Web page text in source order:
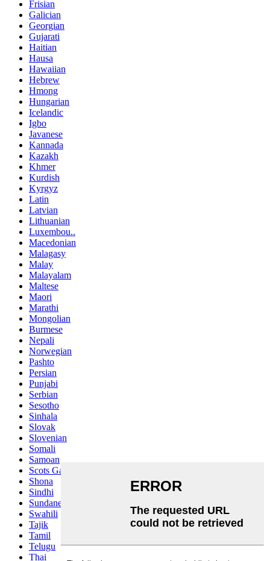
Frisian
Galician
Georgian
Gujarati
Haitian
Hausa
Hawaiian
Hebrew
Hmong
Hungarian
Icelandic
Igbo
Javanese
Kannada
Kazakh
Khmer
Kurdish
Kyrgyz
Latin
Latvian
Lithuanian
Luxembou..
Macedonian
Malagasy
Malay
Malayalam
Maltese
Maori
Marathi
Mongolian
Burmese
Nepali
Norwegian
Pashto
Persian
Punjabi
Serbian
Sesotho
Sinhala
Slovak
Slovenian
Somali
Samoan
Scots Gaelic
Shona
Sindhi
Sundanese
Swahili
Tajik
Tamil
Telugu
Thai